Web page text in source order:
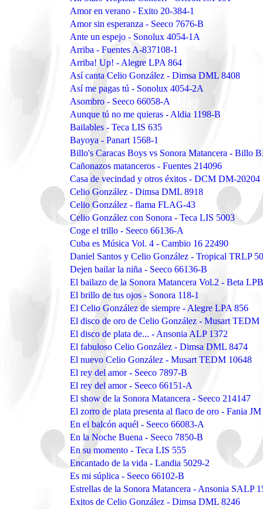
Amor en verano - Exito 20-384-1
Amor sin esperanza - Seeco 7676-B
Ante un espejo - Sonolux 4054-1A
Arriba - Fuentes A-837108-1
Arriba! Up! - Alegre LPA 864
Así canta Celio González - Dimsa DML 8408
Así me pagas tú - Sonolux 4054-2A
Asombro - Seeco 66058-A
Aunque tú no me quieras - Aldia 1198-B
Bailables - Teca LIS 635
Bayoya - Panart 1568-1
Billo's Caracas Boys vs Sonora Matancera - Billo
Cañonazos matanceros - Fuentes 214096
Casa de vecindad y otros éxitos - DCM DM-20204
Celio González - Dimsa DML 8918
Celio González - flama FLAG-43
Celio González con Sonora - Teca LIS 5003
Coge el trillo - Seeco 66136-A
Cuba es Música Vol. 4 - Cambio 16 22490
Daniel Santos y Celio González - Tropical TRLP
Dejen bailar la niña - Seeco 66136-B
El bailazo de la Sonora Matancera Vol.2 - Beta
El brillo de tus ojos - Sonora 118-1
El Celio González de siempre - Alegre LPA 856
El disco de oro de Celio González - Musart TEDM
El disco de plata de... - Ansonia ALP 1372
El fabuloso Celio González - Dimsa DML 8474
El nuevo Celio González - Musart TEDM 10648
El rey del amor - Seeco 7897-B
El rey del amor - Seeco 66151-A
El show de la Sonora Matancera - Seeco 214147
El zorro de plata presenta al flaco de oro - Fania
En el balcón aquél - Seeco 66083-A
En la Noche Buena - Seeco 7850-B
En su momento - Teca LIS 555
Encantado de la vida - Landia 5029-2
Es mi súplica - Seeco 66102-B
Estrellas de la Sonora Matancera - Ansonia SALP
Exitos de Celio González - Dimsa DML 8246